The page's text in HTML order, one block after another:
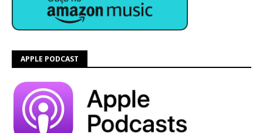
APPLE PODCAST